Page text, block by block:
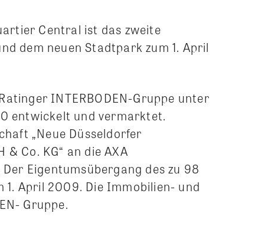
Central ist das zweite
dem neuen Stadtpark zum 1. April
INTERBODEN-Gruppe unter
entwickelt und vermarktet.
„Neue Düsseldorfer
Co. KG“ an die AXA
Eigentumsübergang des zu 98
April 2009. Die Immobilien- und
Gruppe.